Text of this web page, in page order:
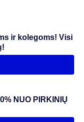
ir kolegoms! Visi
NUO PIRKINIŲ